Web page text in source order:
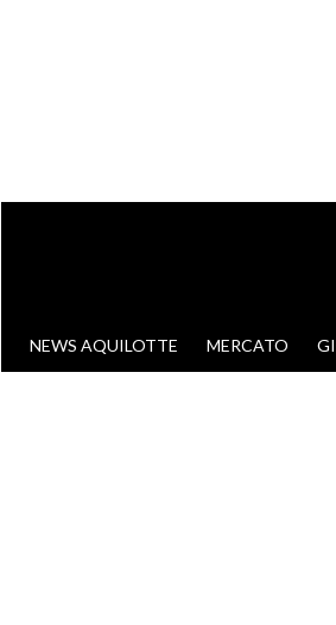
VAI AL CONTENUTO
NEWS AQUILOTTE MERCATO